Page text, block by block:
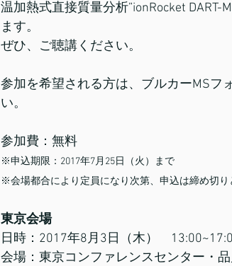
温加熱式直接質量分析”ionRocket
ます。
ぜひ、ご聴講ください。
参加を希望される方は、ブルカーMSフ
い。
参加費：無料
※申込期限：2017年7月25日（火）まで
※会場都合により定員になり次第、申込は締め切り
東京会場
日時：2017年8月3日（木）　
会場：東京コンファレンスセンター・